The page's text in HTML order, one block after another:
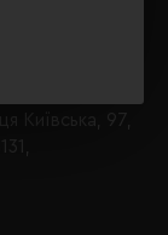
Ви
товару, а